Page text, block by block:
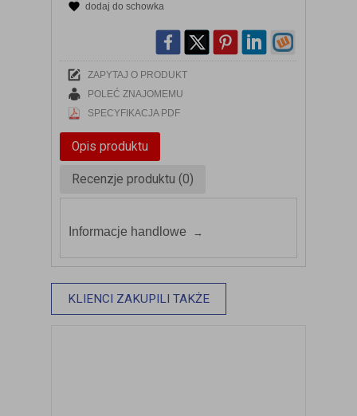
dodaj do schowka
ZAPYTAJ O PRODUKT
POLEĆ ZNAJOMEMU
SPECYFIKACJA PDF
Opis produktu
Recenzje produktu (0)
Informacje handlowe
KLIENCI ZAKUPILI TAKŻE